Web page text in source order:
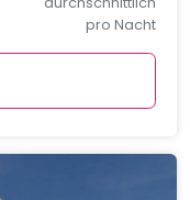
pro Nacht